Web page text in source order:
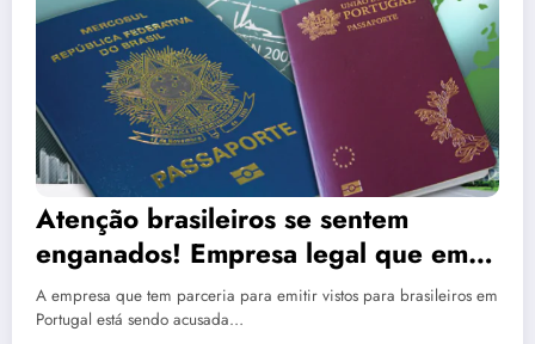
Atenção brasileiros se sentem
enganados! Empresa legal que emite
vistos para brasileiros em Portugal
acusada
A empresa que tem parceria para emitir vistos para brasileiros em
Portugal está sendo acusada…